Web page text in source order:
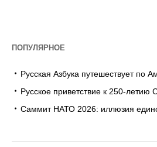
ПОПУЛЯРНОЕ
Русская Азбука путешествует по
Русское приветствие к 250-летию
Саммит НАТО 2026: иллюзия